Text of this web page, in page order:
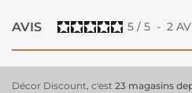
et fonctionnalité pratique pour
AVIS 5 / 5 - 2
Décor Discount, c'est 23 magasins